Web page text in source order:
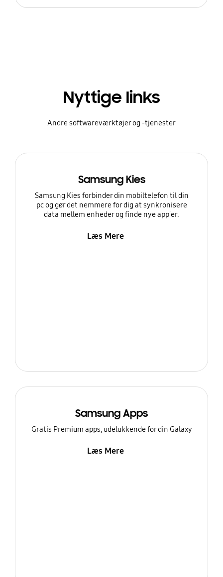
Nyttige links
Andre softwareværktøjer og -tjenester
Samsung Kies
Samsung Kies forbinder din mobiltelefon til din
pc og gør det nemmere for dig at synkronisere
data mellem enheder og finde nye app'er.
Læs Mere
Samsung Apps
Gratis Premium apps, udelukkende for din Galaxy
Læs Mere